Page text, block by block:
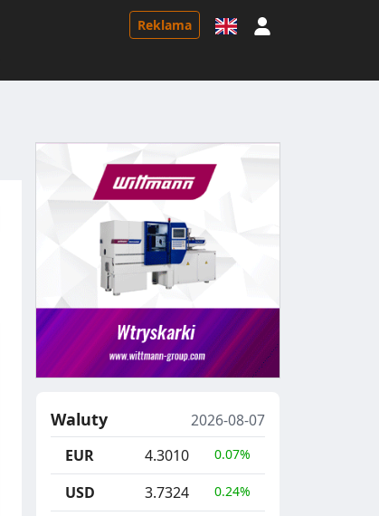
Reklama
Waluty
2026-08-07
EUR
4.3010 0.07%
USD 3.7324 0.24%